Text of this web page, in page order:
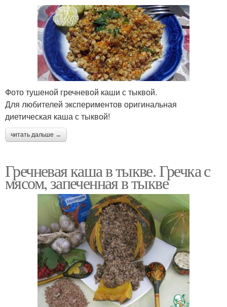
Фото тушеной гречневой каши с тыквой.
Для любителей экспериментов оригинальная
диетическая каша с тыквой!
читать дальше →
Гречневая каша в тыкве. Гречка с
мясом, запеченная в тыкве